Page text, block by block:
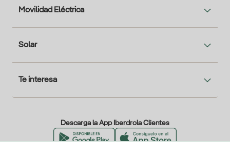
Movilidad Eléctrica
Solar
Te interesa
Descarga la App Iberdrola Clientes